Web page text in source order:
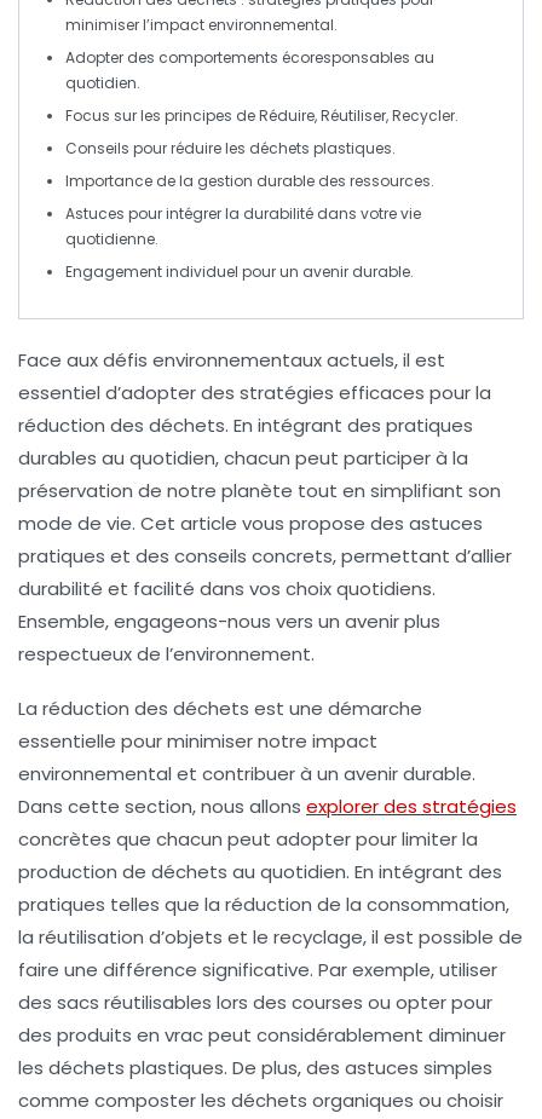
minimiser l’impact environnemental.
Adopter des comportements écoresponsables au
quotidien.
Focus sur les principes deRéduire, Réutiliser, Recycler.
Conseils pourréduire les déchets plastiques.
Importance de la gestion durable des ressources.
Astuces pour intégrer la durabilité dans votrevie
quotidienne.
Engagement individuel pour un avenir durable.
Face aux défis environnementaux actuels, il est
essentiel d’adopter des stratégies efficaces pour la
réduction des déchets. En intégrant des pratiques
durables au quotidien, chacun peut participer à la
préservation de notre planète tout en simplifiant son
mode de vie. Cet article vous propose des astuces
pratiques et des conseils concrets, permettant d’allier
durabilité et facilité dans vos choix quotidiens.
Ensemble, engageons-nous vers un avenir plus
respectueux de l’environnement.
La réduction des déchets est une démarche
essentielle pour minimiser notre impact
environnemental et contribuer à un avenirdurable.
Dans cette section, nous allons explorer des stratégies
concrètes que chacun peut adopter pour limiter la
production de déchets au quotidien. En intégrant des
pratiques telles que la réduction de la consommation,
la réutilisation d’objets et le recyclage, il est possible de
faire une différence significative. Par exemple, utiliser
des sacs réutilisables lors des courses ou opter pour
des produits en vrac peut considérablement diminuer
les déchets plastiques. De plus, des astuces simples
comme composter les déchets organiques ou choisir